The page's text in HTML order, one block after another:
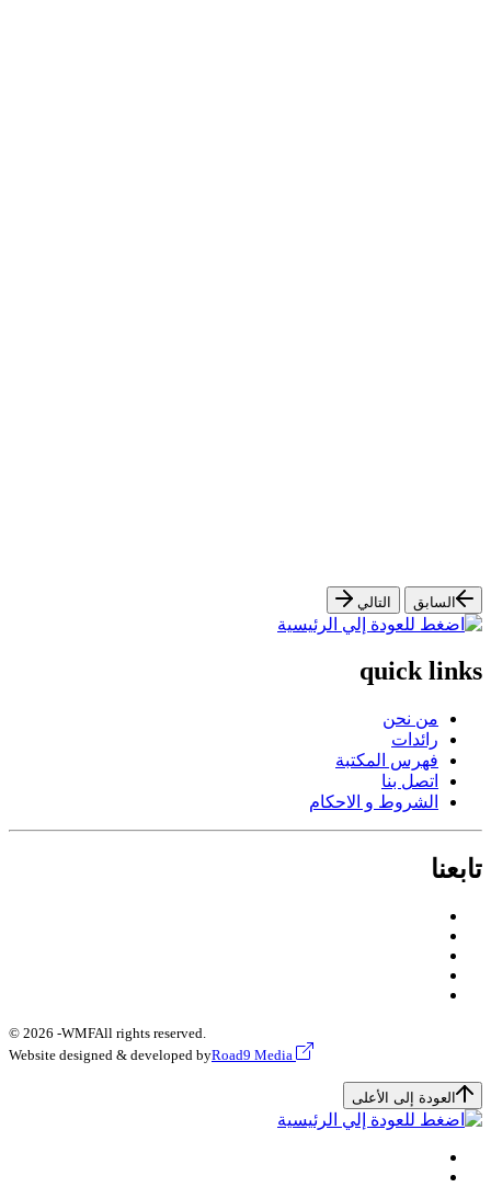
السابق التالي
quick links
من نحن
رائدات
فهرس المكتبة
اتصل بنا
الشروط و الاحكام
تابعنا
© 2026 -WMFAll rights reserved.
Website designed & developed byRoad9 Media
العودة إلى الأعلى